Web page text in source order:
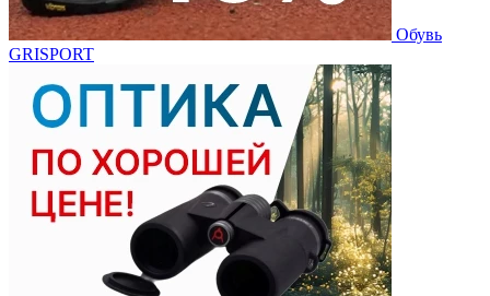
Обувь
GRISPORT